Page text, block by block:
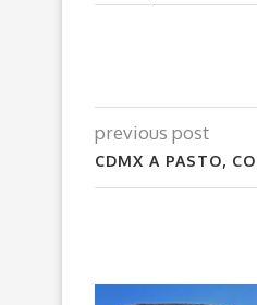
previous post
CDMX A PASTO,